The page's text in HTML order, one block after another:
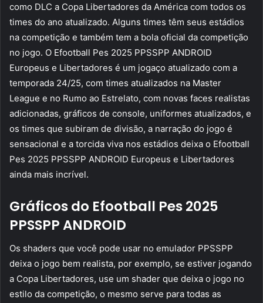
como DLC a Copa Libertadores da América com todos os
times do ano atualizado. Alguns times têm seus estádios
na competição e também tem a bola oficial da competição
no jogo. O Efootball Pes 2025 PPSSPP ANDROID
Europeus e Libertadores é um jogaço atualizado com a
temporada 24/25, com times atualizados na Master
League e no Rumo ao Estrelato, com novas faces realistas
adicionadas, gráficos de console, uniformes atualizados, e
os times que subiram de divisão, a narração do jogo é
sensacional e a torcida viva nos estádios deixa o Efootball
Pes 2025 PPSSPP ANDROID Europeus e Libertadores
ainda mais incrível.
Gráficos do Efootball Pes 2025
PPSSPP ANDROID
Os shaders que você pode usar no emulador PPSSPP
deixa o jogo bem realista, por exemplo, se estiver jogando
a Copa Libertadores, use um shader que deixa o jogo no
estilo da competição, o mesmo serve para todas as